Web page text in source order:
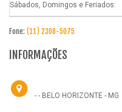
Sábados, Domingos e Feriados:
Fone: (11) 2308-5075
INFORMAÇÕES
- - BELO HORIZONTE - MG